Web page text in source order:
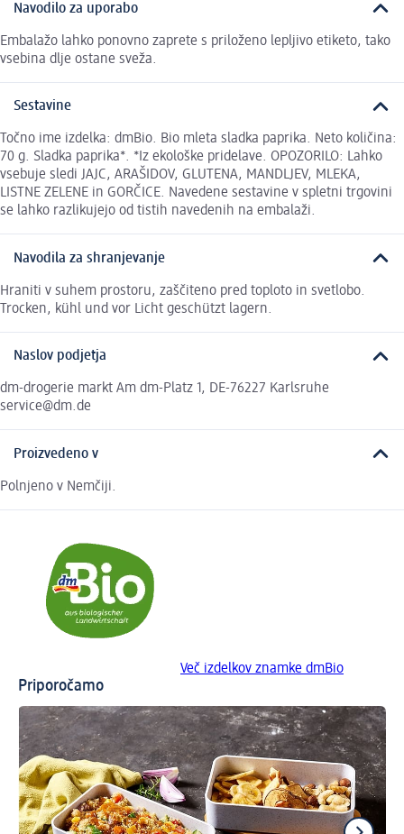
Navodilo za uporabo
Embalažo lahko ponovno zaprete s priloženo lepljivo etiketo, tako
vsebina dlje ostane sveža.
Sestavine
Točno ime izdelka: dmBio. Bio mleta sladka paprika. Neto količina:
70 g. Sladka paprika*. *Iz ekološke pridelave. OPOZORILO: Lahko
vsebuje sledi JAJC, ARAŠIDOV, GLUTENA, MANDLJEV, MLEKA,
LISTNE ZELENE in GORČICE. Navedene sestavine v spletni trgovini
se lahko razlikujejo od tistih navedenih na embalaži.
Navodila za shranjevanje
Hraniti v suhem prostoru, zaščiteno pred toploto in svetlobo.
Trocken, kühl und vor Licht geschützt lagern.
Naslov podjetja
dm-drogerie markt Am dm-Platz 1, DE-76227 Karlsruhe
service@dm.de
Proizvedeno v
Polnjeno v Nemčiji.
Več izdelkov znamke dmBio
Priporočamo